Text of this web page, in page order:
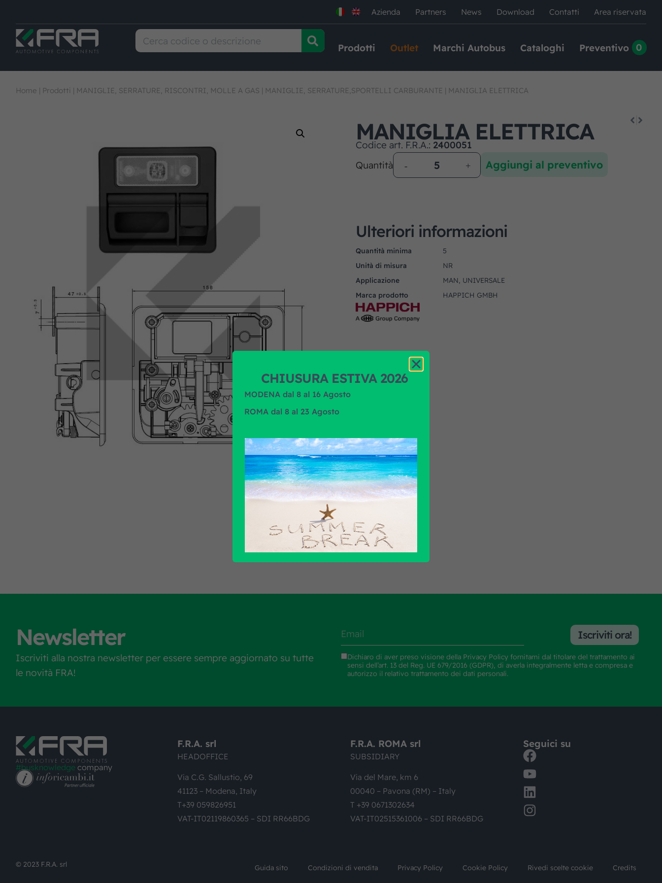
Azienda Partners News Download Contatti Area riservata
Prodotti Outlet Marchi Autobus Cataloghi Preventivo 0
Home | Prodotti | MANIGLIE, SERRATURE, RISCONTRI, MOLLE A GAS | MANIGLIE, SERRATURE,SPORTELLI CARBURANTE | MANIGLIA ELETTRICA
MANIGLIA ELETTRICA
Codice art. F.R.A.: 2400051
Quantità
Aggiungi al preventivo
Ulteriori informazioni
Quantità minima
5
Unità di misura
NR
Applicazione
MAN, UNIVERSALE
Marca prodotto
HAPPICH GMBH
Scopri tutti i prodotti
Newsletter
Iscriviti alla nostra newsletter per essere sempre aggiornato su tutte
le novità FRA!
Dichiaro di aver preso visione della Privacy Policy fornitami dal titolare del trattamento ai
sensi dell’art. 13 del Reg. UE 679/2016 (GDPR), di averla integralmente letta e compresa e
autorizzo il relativo trattamento dei dati personali.
Iscriviti ora!
#busknowledge company
F.R.A. srl
HEADOFFICE
Via C.G. Sallustio, 69
41123 – Modena, Italy
T+39 059826951
VAT-IT02119860365 – SDI RR66BDG
F.R.A. ROMA srl
SUBSIDIARY
Via del Mare, km 6
00040 – Pavona (RM) – Italy
T +39 0671302634
VAT-IT02515361006 – SDI RR66BDG
Seguici su
© 2023 F.R.A. srl Guida sito Condizioni di vendita Privacy Policy Cookie Policy Rivedi scelte cookie Credits
CHIUSURA ESTIVA 2026
MODENA dal 8 al 16 Agosto
ROMA dal 8 al 23 Agosto